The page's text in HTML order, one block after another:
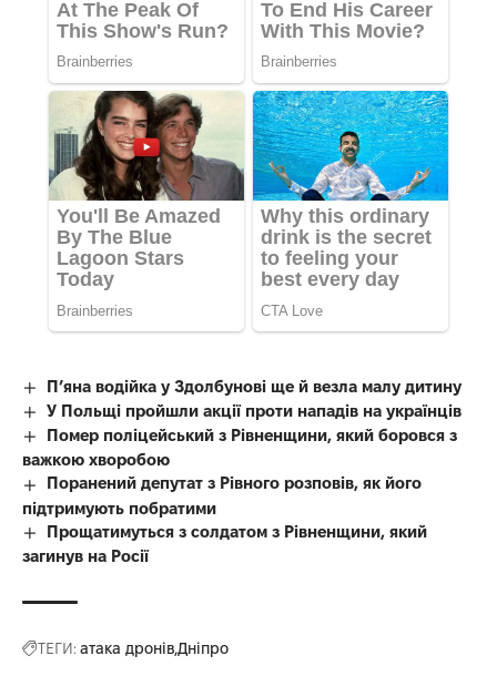
П’яна водійка у Здолбунові ще й везла малу дитину
У Польщі пройшли акції проти нападів на українців
Помер поліцейський з Рівненщини, який боровся з
важкою хворобою
Поранений депутат з Рівного розповів, як його
підтримують побратими
Прощатимуться з солдатом з Рівненщини, який
загинув на Росії
ТЕГИ: атака дронівДніпро